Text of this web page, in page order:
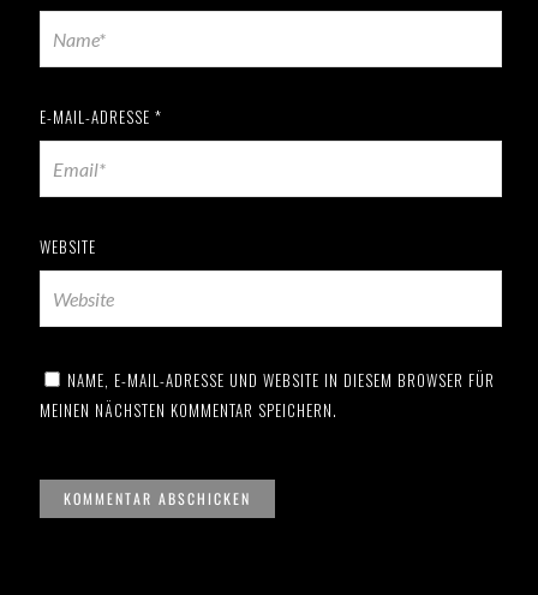
E-MAIL-ADRESSE *
WEBSITE
NAME, E-MAIL-ADRESSE UND WEBSITE IN DIESEM BROWSER FÜR
MEINEN NÄCHSTEN KOMMENTAR SPEICHERN.